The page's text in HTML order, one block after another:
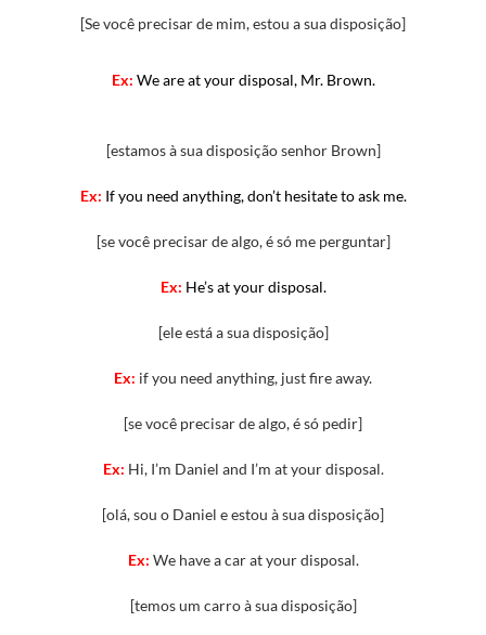
[Se você precisar de mim, estou a sua disposição]
Ex: We are at your disposal, Mr. Brown.
[estamos à sua disposição senhor Brown]
Ex: If you need anything, don’t hesitate to ask me.
[se você precisar de algo, é só me perguntar]
Ex: He’s at your disposal.
[ele está a sua disposição]
Ex: if you need anything, just fire away.
[se você precisar de algo, é só pedir]
Ex: Hi, I’m Daniel and I’m at your disposal.
[olá, sou o Daniel e estou à sua disposição]
Ex: We have a car at your disposal.
[temos um carro à sua disposição]